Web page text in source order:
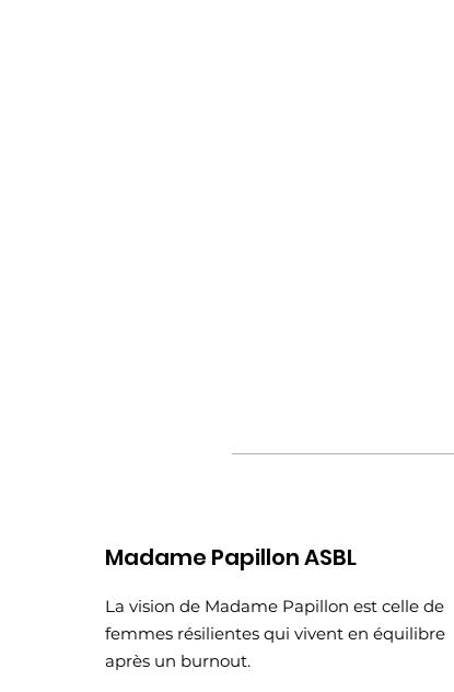
Madame Papillon ASBL
La vision de Madame Papillon est celle de
femmes résilientes qui vivent en équilibre
après un burnout.